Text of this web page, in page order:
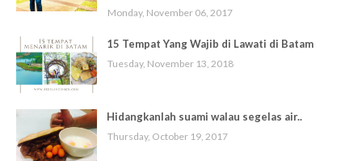
Monday, November 06, 2017
15 Tempat Yang Wajib di Lawati di Batam
Tuesday, November 13, 2018
Hidangkanlah suami walau segelas air..
Thursday, October 19, 2017